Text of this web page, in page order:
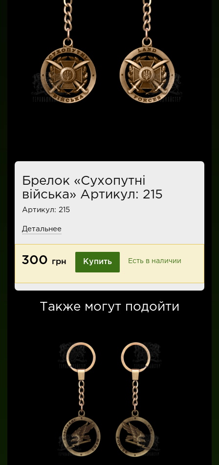
Брелок «Сухопутні
війська» Артикул: 215
Артикул: 215
Детальнее
300 грн Купить Есть в наличии
Также могут подойти